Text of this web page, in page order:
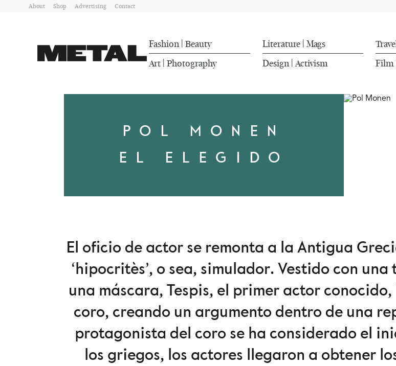
About Shop Advertising Contact
Fashion Beauty Literature Mags
Art Photography Design Activism Film
POL MONEN
EL ELEGIDO
El oficio de actor se remonta a la Antigua
‘hipocritès’, o sea, simulador. Vestido con
una máscara, Tespis, el primer actor
coro, creando un argumento dentro de una
protagonista del coro se ha considerado el
los griegos, los actores llegaron a obtener